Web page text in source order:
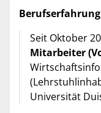
Berufserfahrung
Seit Oktober
Mitarbeiter
Universität